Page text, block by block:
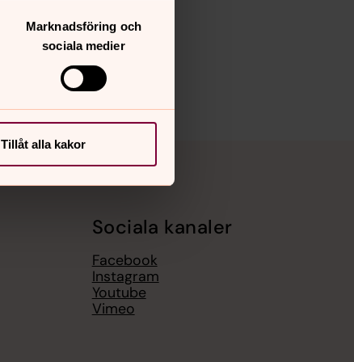
Marknadsföring och
sociala medier
Tillåt alla kakor
Sociala kanaler
Facebook
Instagram
Youtube
Vimeo